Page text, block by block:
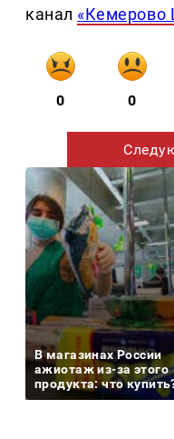
канал «Кемерово
0 0
В магазинах России
ажиотаж из-за этого
продукта: что